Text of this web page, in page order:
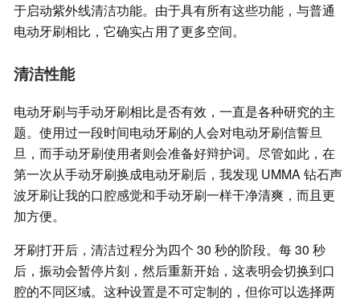
于启动紫外线清洁功能。由于具有所有这些功能，与普通
电动牙刷相比，它确实占用了更多空间。
清洁性能
电动牙刷与手动牙刷相比是否有效，一直是各种研究的主
题。使用过一段时间电动牙刷的人会对电动牙刷信誓旦
旦，而手动牙刷使用者则会准备好辩护词。尽管如此，在
第一次从手动牙刷换成电动牙刷后，我发现 UMMA 钻石声
波牙刷让我的口腔感觉和手动牙刷一样干净清爽，而且更
加方便。
牙刷打开后，清洁过程分为四个 30 秒的阶段。每 30 秒
后，振动会暂停片刻，然后重新开始，这表明会切换到口
腔的不同区域。这种设置是不可定制的，但你可以选择两